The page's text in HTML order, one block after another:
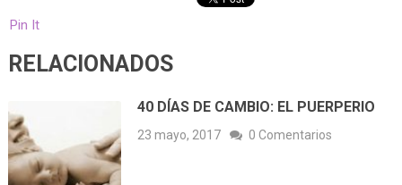
Pin It
RELACIONADOS
40 DÍAS DE CAMBIO: EL PUERPERIO
23 mayo, 2017 0 Comentarios